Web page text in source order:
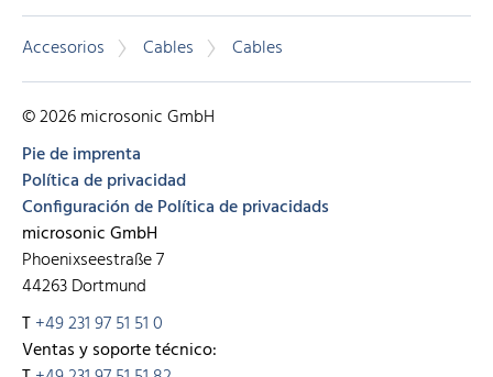
Accesorios Cables Cables
© 2026 microsonic GmbH
Pie de imprenta
Política de privacidad
Configuración de Política de privacidads
microsonic GmbH
Phoenixseestraße 7
44263 Dortmund
T+49 231 97 51 51 0
Ventas y soporte técnico: